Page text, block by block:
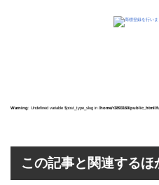
Warning: Undefined variable $post_type_slug in /home/r3893160/
この記事と関連するほ